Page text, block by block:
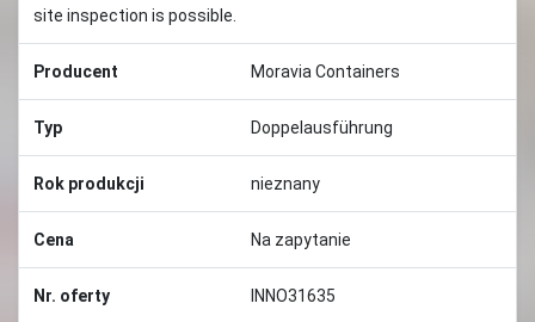
site inspection is possible.
Producent Moravia Containers
Typ Doppelausführung
Rok produkcji nieznany
Cena Na zapytanie
Nr. oferty INNO31635